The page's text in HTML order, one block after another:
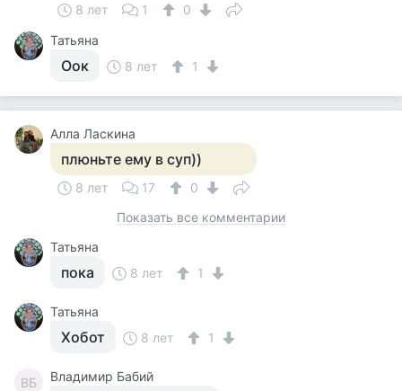
8 лет 1
0
Татьяна
Оок 8 лет 1
Алла Ласкина
плюньте ему в суп))
8 лет 17
0
Показать все комментарии
Татьяна
пока 8 лет 1
Татьяна
Хобот 8 лет 1
ВБ Владимир Бабий